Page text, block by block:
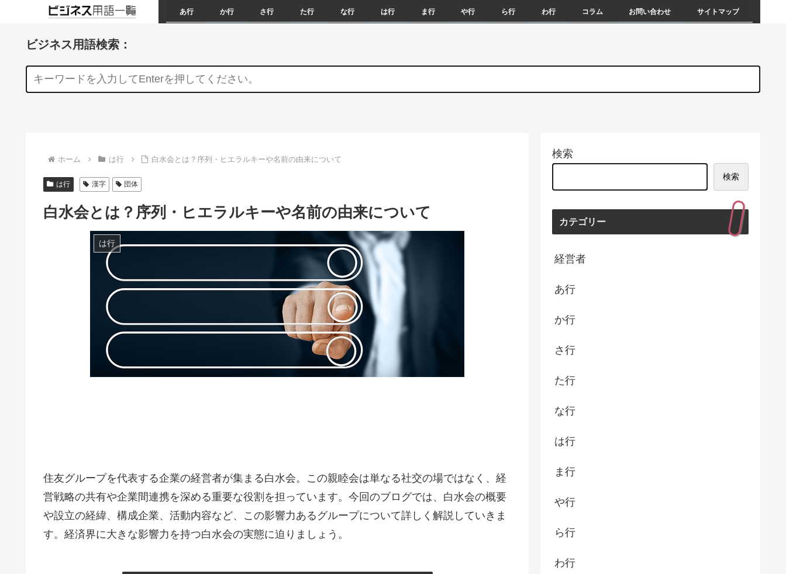
あ行 か行 さ行 た行 な行 は行 ま行 や行 ら行 わ行 コラム お問い合わせ サイトマップ
ビジネス用語検索：
ホーム は行 白水会とは？序列・ヒエラルキーや名前の由来について
は行 漢字 団体
白水会とは？序列・ヒエラルキーや名前の由来について
は行
住友グループを代表する企業の経営者が集まる白水会。この親睦会は単なる社交の場ではなく、経
営戦略の共有や企業間連携を深める重要な役割を担っています。今回のブログでは、白水会の概要
や設立の経緯、構成企業、活動内容など、この影響力あるグループについて詳しく解説していきま
す。経済界に大きな影響力を持つ白水会の実態に迫りましょう。
検索
検索
カテゴリー
経営者
あ行
か行
さ行
た行
な行
は行
ま行
や行
ら行
わ行